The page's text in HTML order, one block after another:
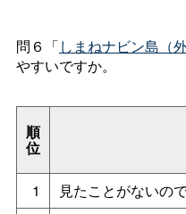
問６「しまねナビン島（
やすいですか。
順
位
1
見たことがないの